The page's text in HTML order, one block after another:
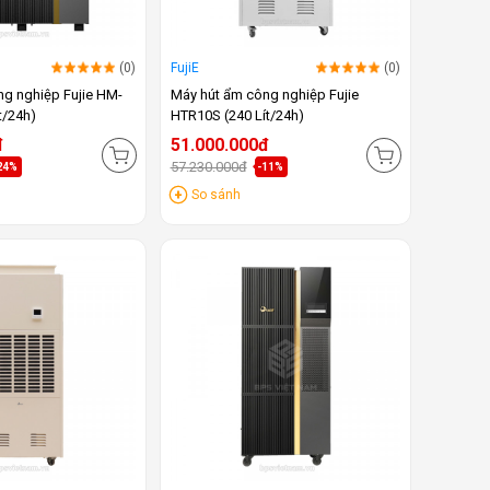
(0)
nghiệp Fujie HM-
24h)
FujiE (0)
Máy hút ẩm công nghiệp Fujie
HTR10S (240 Lít/24h)
51.000.000đ
57.230.000đ -11%
So sánh